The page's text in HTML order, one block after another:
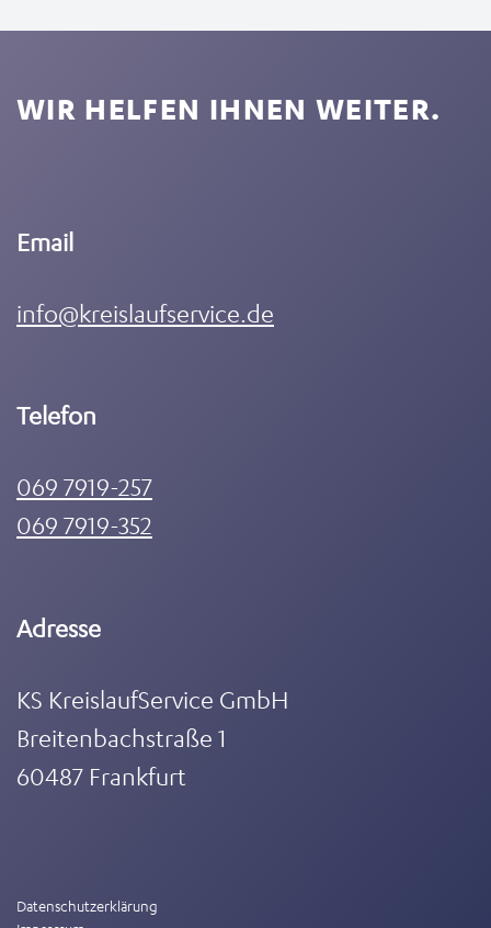
WIR HELFEN IHNEN WEITER.
Email
info@kreislaufservice.de
Telefon
069 7919-257
069 7919-352
Adresse
KS KreislaufService GmbH
Breitenbachstraße 1
60487 Frankfurt
Datenschutzerklärung